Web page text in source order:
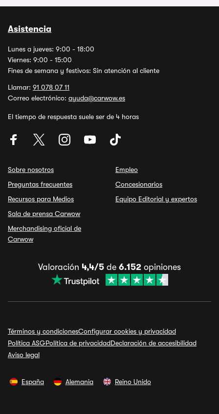
Asistencia
Lunes a jueves: 9:00 - 18:00
Viernes: 9:00 - 15:00
Fines de semana y festivos: Sin atención al cliente
Llamar: 91 078 07 11
Correo electrónico: ayuda@carwow.es
El tiempo de respuesta suele ser de 4 horas
Sobre nosotros
Preguntas frecuentes
Recursos para Medios
Sala de prensa Carwow
Merchandising oficial de
Carwow
Empleo
Concesionarios
Equipo Editorial y expertos
Valoración 4,4/5 de 6.152 opiniones
Términos y condicionesConfigurar cookies y privacidad
Política ASGPolítica de privacidadDeclaración de accesibilidad
Aviso legal
España Alemania Reino Unido